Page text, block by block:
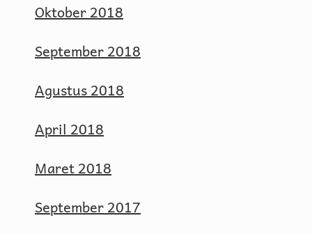
Oktober 2018
September 2018
Agustus 2018
April 2018
Maret 2018
September 2017